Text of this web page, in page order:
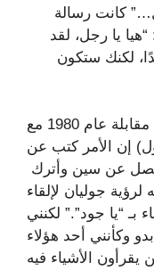
كانت رسالة
“هيا يا رجل، لقد
لكنك ستكون
تحدث جون لينون عن الأغنية في مقابلة عام 1980 مع
إن الأمر كتب عن
عن سين وأترك
جوليان لإلقاء
بـ “يا جود”.” لكنني
وكأنني أحد هؤلاء